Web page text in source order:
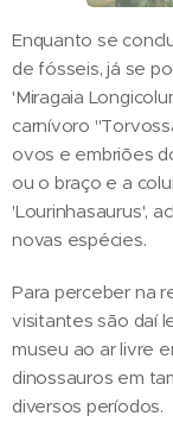
Enquanto se
de fósseis, já se
'Miragaia
carnívoro
ovos e embriões
ou o braço e a
'Lourinhasaurus',
novas espécies.
Para perceber na
visitantes são daí
museu ao ar livre
dinossauros em
diversos períodos.